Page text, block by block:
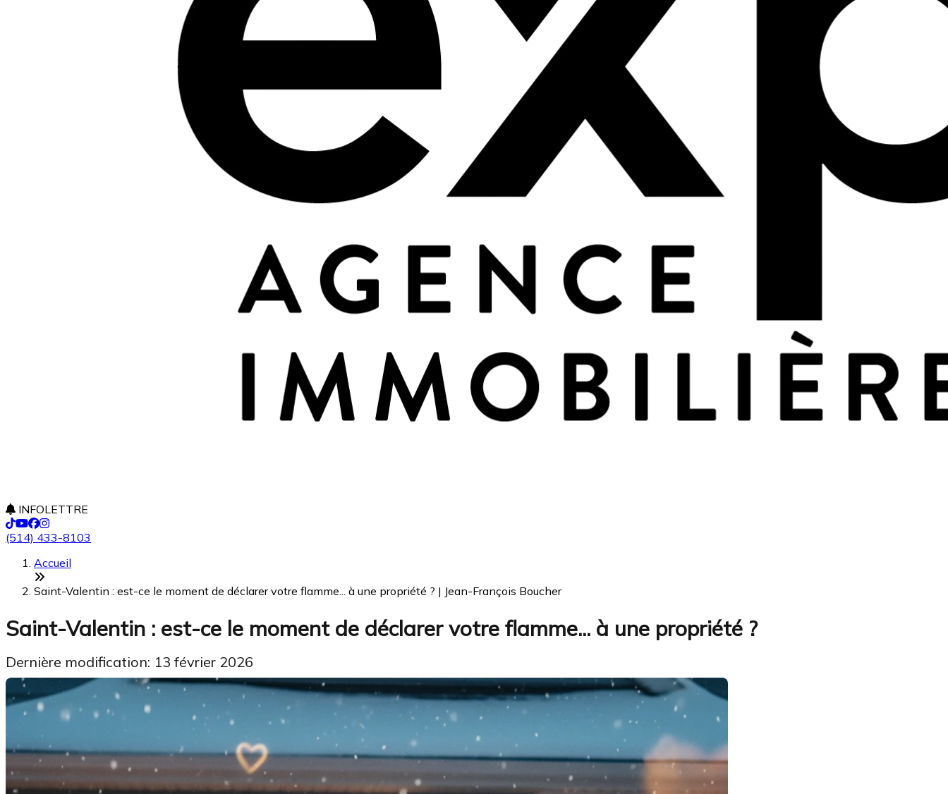
INFOLETTRE
(514) 433-8103
Accueil
Saint-Valentin : est-ce le moment de déclarer votre flamme... à une propriété ? | Jean-François Boucher
Saint-Valentin : est-ce le moment de déclarer votre flamme... à une propriété ?
Dernière modification: 13 février 2026